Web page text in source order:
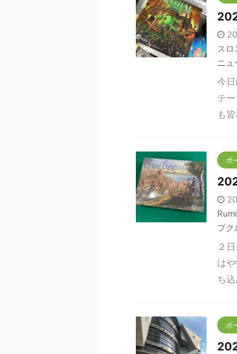
スロ
ニュ
今
テ
も
ボ
プク
２
は
ち
ボ